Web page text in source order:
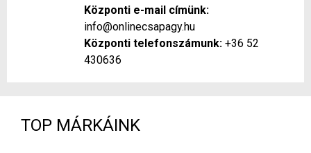
Központi e-mail címünk:
info@onlinecsapagy.hu
Központi telefonszámunk: +36 52
430636
TOP MÁRKÁINK